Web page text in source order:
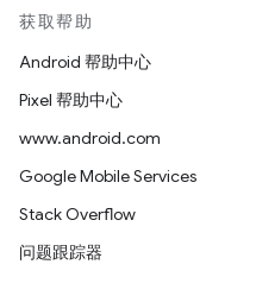
获取帮助
Android 帮助中心
Pixel 帮助中心
www.android.com
Google Mobile Services
Stack Overflow
问题跟踪器